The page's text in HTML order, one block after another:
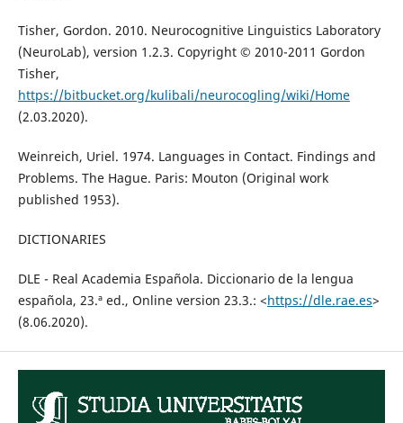
Tisher, Gordon. 2010. Neurocognitive Linguistics Laboratory
(NeuroLab), version 1.2.3. Copyright © 2010-2011 Gordon
Tisher,
https://bitbucket.org/kulibali/neurocogling/wiki/Home
(2.03.2020).
Weinreich, Uriel. 1974. Languages in Contact. Findings and
Problems. The Hague. Paris: Mouton (Original work
published 1953).
DICTIONARIES
DLE - Real Academia Española. Diccionario de la lengua
española, 23.ª ed., Online version 23.3.: <https://dle.rae.es>
(8.06.2020).